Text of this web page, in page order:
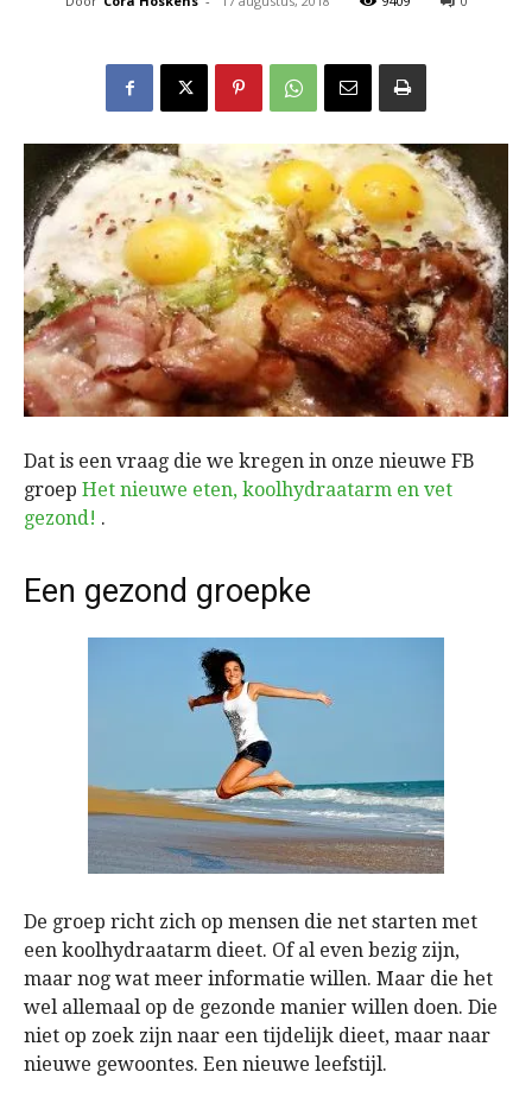
Dat is een vraag die we kregen in onze nieuwe FB
groep Het nieuwe eten, koolhydraatarm en vet
gezond! .
Een gezond groepke
De groep richt zich op mensen die net starten met
een koolhydraatarm dieet. Of al even bezig zijn,
maar nog wat meer informatie willen. Maar die het
wel allemaal op de gezonde manier willen doen. Die
niet op zoek zijn naar een tijdelijk dieet, maar naar
nieuwe gewoontes. Een nieuwe leefstijl.